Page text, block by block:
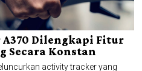
Dilengkapi Fitur
Secara Konstan
activity tracker yang